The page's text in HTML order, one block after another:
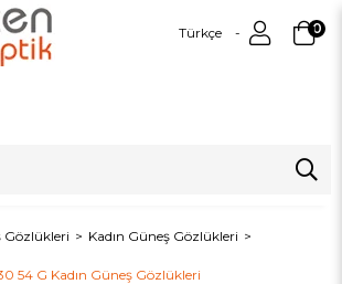
Türkçe 0
Gözlükleri Kadın Güneş Gözlükleri
54 G Kadın Güneş Gözlükleri